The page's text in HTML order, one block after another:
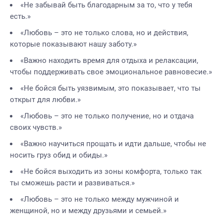
«Не забывай быть благодарным за то, что у тебя
есть.»
«Любовь – это не только слова, но и действия,
которые показывают нашу заботу.»
«Важно находить время для отдыха и релаксации,
чтобы поддерживать свое эмоциональное равновесие.»
«Не бойся быть уязвимым, это показывает, что ты
открыт для любви.»
«Любовь – это не только получение, но и отдача
своих чувств.»
«Важно научиться прощать и идти дальше, чтобы не
носить груз обид и обиды.»
«Не бойся выходить из зоны комфорта, только так
ты сможешь расти и развиваться.»
«Любовь – это не только между мужчиной и
женщиной, но и между друзьями и семьей.»